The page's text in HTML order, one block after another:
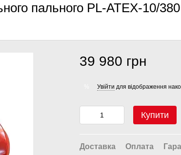
пального PL-ATEX-10/380
39 980 грн
Увійти для відображення
Купити
Доставка Оплата